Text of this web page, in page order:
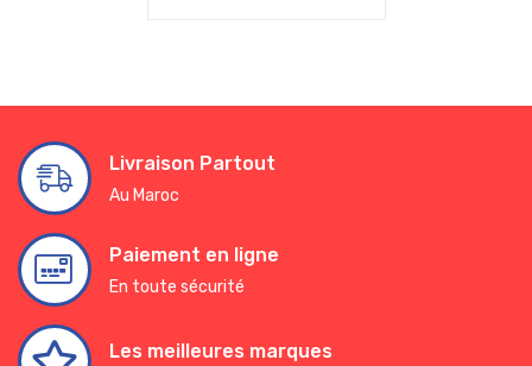
Livraison Partout
Au Maroc
Paiement en ligne
En toute sécurité
Les meilleures marques